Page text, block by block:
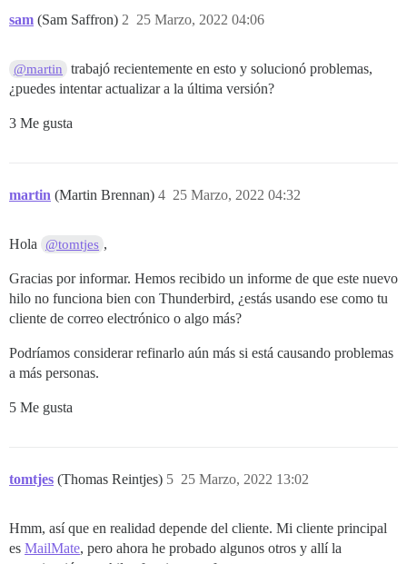
sam (Sam Saffron) 25 Marzo, 2022 04:06
2
@martin
trabajó recientemente en esto y solucionó problemas,
¿puedes intentar actualizar a la última versión?
3 Me gusta
martin (Martin Brennan) 25 Marzo, 2022 04:32
4
Hola @tomtjes ,
Gracias por informar. Hemos recibido un informe de que este nuevo
hilo no funciona bien con Thunderbird, ¿estás usando ese como tu
cliente de correo electrónico o algo más?
Podríamos considerar refinarlo aún más si está causando problemas
a más personas.
5 Me gusta
tomtjes (Thomas Reintjes) 25 Marzo, 2022 13:02
5
Hmm, así que en realidad depende del cliente. Mi cliente principal
es MailMate, pero ahora he probado algunos otros y allí la